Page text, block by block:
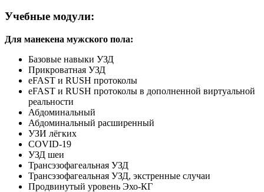
Учебные модули:
Для манекена мужского пола:
Базовые навыки УЗД
Прикроватная УЗД
eFAST и RUSH протоколы
eFAST и RUSH протоколы в дополненной виртуальной
реальности
Абдоминальный
Абдоминальный расширенный
УЗИ лёгких
COVID-19
УЗД шеи
Трансэзофагеальная УЗД
Трансэзофагеальная УЗД, экстренные случаи
Продвинутый уровень Эхо-КГ